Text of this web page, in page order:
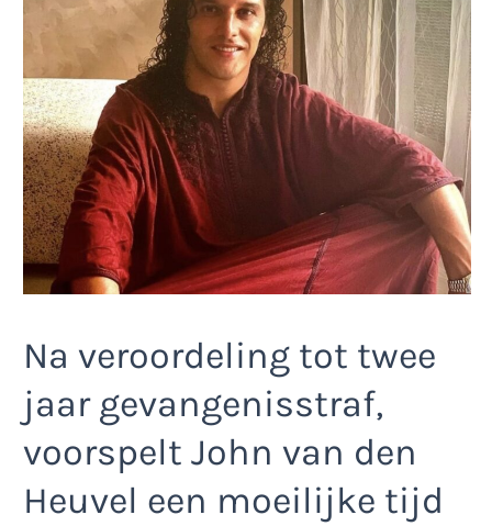
Na veroordeling tot twee
jaar gevangenisstraf,
voorspelt John van den
Heuvel een moeilijke tijd